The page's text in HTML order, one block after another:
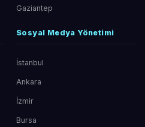
Gaziantep
Sosyal Medya Yönetimi
İstanbul
Ankara
İzmir
Bursa